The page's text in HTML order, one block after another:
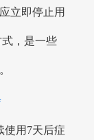
立即停止用
，是一些
使用7天后症